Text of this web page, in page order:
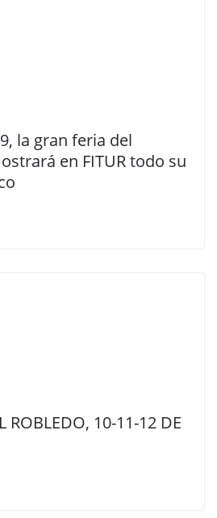
la gran feria del
en FITUR todo su
ROBLEDO, 10-11-12 DE